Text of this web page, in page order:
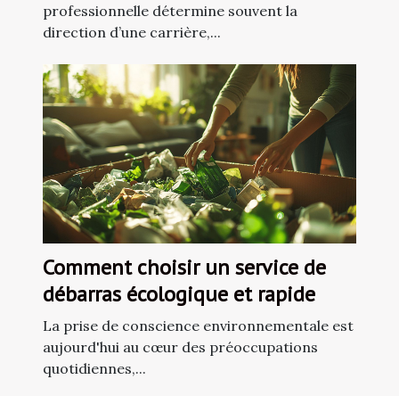
professionnelle détermine souvent la
direction d’une carrière,...
Comment choisir un service de
débarras écologique et rapide
La prise de conscience environnementale est
aujourd'hui au cœur des préoccupations
quotidiennes,...